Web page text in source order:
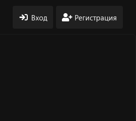
Вход Регистрация